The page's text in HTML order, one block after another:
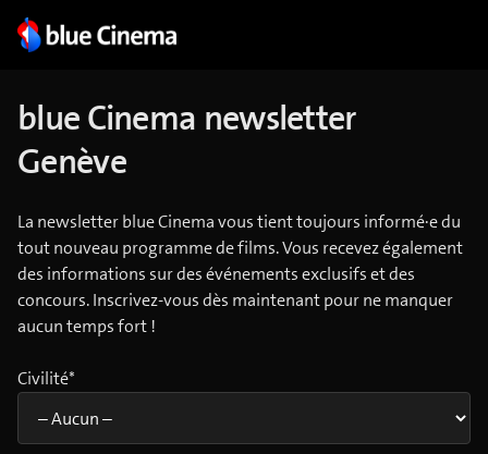
blue Cinema newsletter
Genève
La newsletter blue Cinema vous tient toujours informé·e du
tout nouveau programme de films. Vous recevez également
des informations sur des événements exclusifs et des
concours. Inscrivez-vous dès maintenant pour ne manquer
aucun temps fort !
Civilité*